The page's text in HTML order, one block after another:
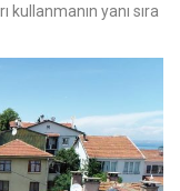
kullanmanın yanı sıra